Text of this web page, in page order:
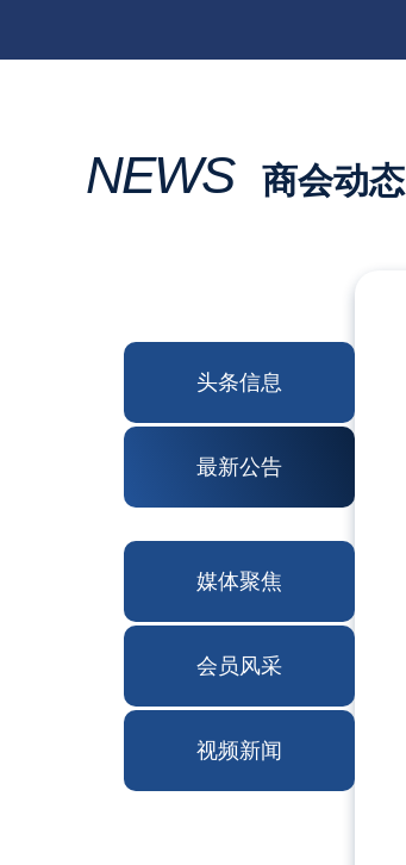
NEWS 商会动态
头条信息
最新公告
媒体聚焦
会员风采
视频新闻